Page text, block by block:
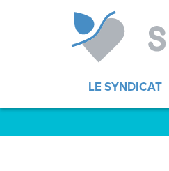
LE SYNDICAT